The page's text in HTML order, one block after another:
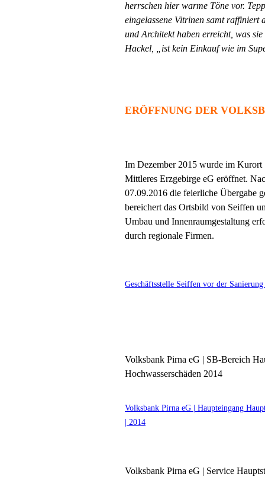
herrschen hier warme Töne vor.
eingelassene Vitrinen samt raffiniert
und Architekt haben erreicht, was
Hackel, „ist kein Einkauf wie im
ERÖFFNUNG DER
Im Dezember 2015 wurde im Kurort
Mittleres Erzgebirge eG eröffnet.
07.09.2016 die feierliche Übergabe
bereichert das Ortsbild von Seiffen
Umbau und Innenraumgestaltung
durch regionale Firmen.
Geschäftsstelle Seiffen vor der
Volksbank Pirna eG | SB-Bereich
Hochwasserschäden 2014
Volksbank Pirna eG | Haupteingang
| 2014
Volksbank Pirna eG | Service